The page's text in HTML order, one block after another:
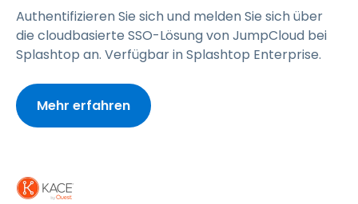
Authentifizieren Sie sich und melden Sie sich über
die cloudbasierte SSO-Lösung von JumpCloud bei
Splashtop an. Verfügbar in Splashtop Enterprise.
Mehr erfahren